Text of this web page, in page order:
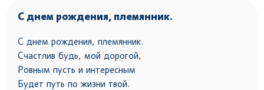
С днем рождения, племянник.
С днем рождения, племянник.
Счастлив будь, мой дорогой,
Ровным пусть и интересным
Будет путь по жизни твой.